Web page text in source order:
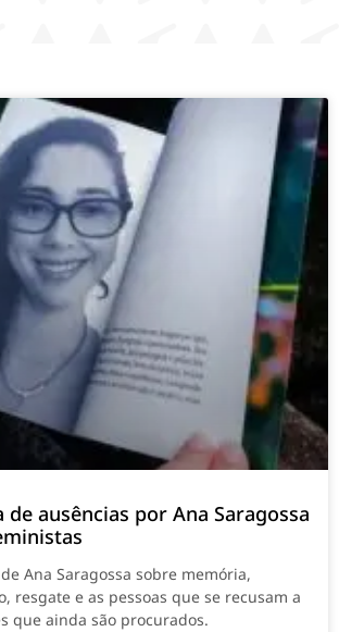
de ausências por Ana Saragossa
Ana Saragossa sobre memória,
resgate e as pessoas que se recusam a
que ainda são procurados.